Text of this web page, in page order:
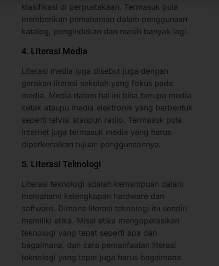
klasifikasi di perpustakaan. Termasuk pula
memberikan pemahaman dalam penggunaan
katalog, pengindekan dan masih banyak lagi.
4. Literasi Media
Literasi media juga disebut juga dengan
gerakan literasi sekolah yang fokus pada
media. Media dalam hal ini bisa berupa media
cetak ataupu media elektronik yang berbentuk
seperti telvisi ataupun radio. Termasuk pula
internet juga termasuk media yang harus
diperkenalkan tujuan penggunaannya.
5. Literasi Teknologi
Literasi teknologi adalah kemampuan dalam
memahami kelengkapan hardware dan
software. Dimana literasi teknologi itu sendiri
memiliki etika. Misal etika mengoperasikan
teknologi yang tepat seperti apa dan
bagaimana, dan cara pemanfaatan literasi
teknologi yang tepat juga harus bagaimana.